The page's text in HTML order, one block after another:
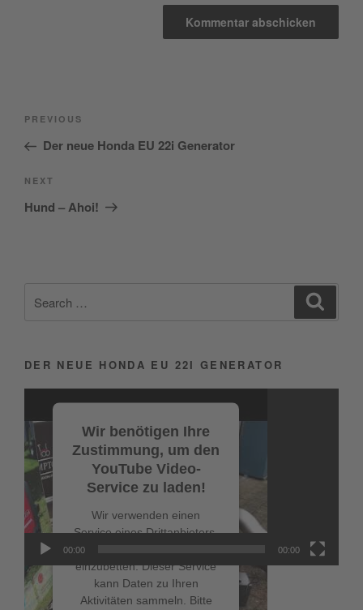
Beitragsnavigation
Previous
Post
PREVIOUS
Der neue Honda EU 22i Generator
Next
Post
NEXT
Hund – Ahoi!
for:
DER NEUE HONDA EU 22I GENERATOR
Wir benötigen Ihre
Zustimmung, um den
YouTube Video-
Service zu laden!
Wir verwenden einen
Service eines Drittanbieters,
einzubetten. Dieser Service
kann Daten zu Ihren
Aktivitäten sammeln. Bitte
00:00 00:00